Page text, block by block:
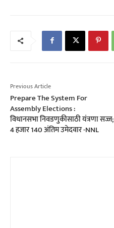
Previous Article
Prepare The System For
Assembly Elections :
विधानसभा निवडणुकीसाठी यंत्रणा सज्ज;
4 हजार 140 अंतिम उमेदवार -NNL